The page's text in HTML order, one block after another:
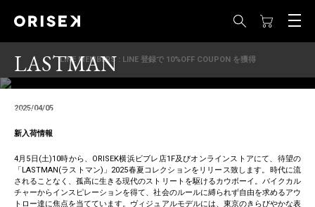
LINE MEMBERS : LINE 登録で 10%OFF COUPON を獲得
LASTMAN
2025年04月05日(土) AM10:00 ～ 販売開始
2025/04/05
新入荷情報
4月5日(土)10時から、ORISEK横浜ビブレ店1F及びオンラインストアにて、待望の
「LASTMAN(ラストマン)」2025春夏コレクションをリリース致します。時代に流
されることなく、孤高に生きる現代のストリートを駆けるカウボーイ。バイクカル
チャーからインスピレーションを得て、社会のルールに縛られず自由を求めるアウ
トロー達に焦点を当てています。ヴィジュアルモデルには、東京のきらびやかな表